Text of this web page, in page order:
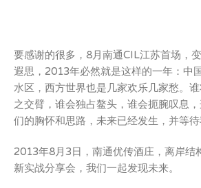
要感谢的很多，8月南通CIL江苏首场，
遐思，2013年必然就是这样的一年：中
水区，西方世界也是几家欢乐几家愁。
之交臂，谁会独占鳌头，谁会扼腕叹息
们的胸怀和思路，未来已经发生，并等待
2013年8月3日，南通优传酒庄，离岸结
新实战分享会，我们一起发现未来。